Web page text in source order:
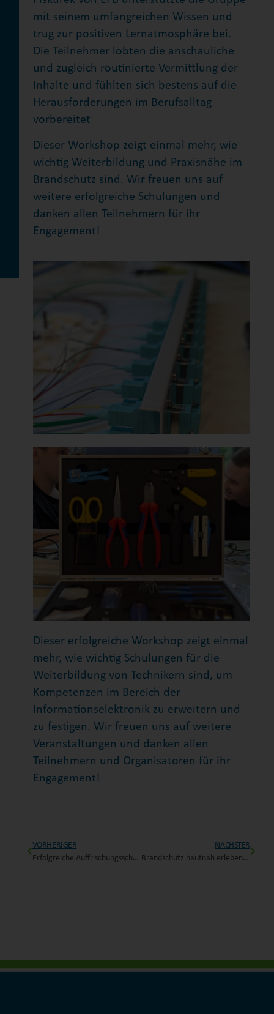
mit seinem umfangreichen Wissen und
trug zur positiven Lernatmosphäre bei.
Die Teilnehmer lobten die anschauliche
und zugleich routinierte Vermittlung der
Inhalte und fühlten sich bestens auf die
Herausforderungen im Berufsalltag
vorbereitet
Dieser Workshop zeigt einmal mehr, wie
wichtig Weiterbildung und Praxisnähe im
Brandschutz sind. Wir freuen uns auf
weitere erfolgreiche Schulungen und
danken allen Teilnehmern für ihr
Engagement!
Dieser erfolgreiche Workshop zeigt einmal
mehr, wie wichtig Schulungen für die
Weiterbildung von Technikern sind, um
Kompetenzen im Bereich der
Informationselektronik zu erweitern und
zu festigen. Wir freuen uns auf weitere
Veranstaltungen und danken allen
Teilnehmern und Organisatoren für ihr
Engagement!
VORHERIGER
Erfolgreiche Auffrischungsschulung für Brandmeldeanlagen von Hekatron Brandschutz
NÄCHSTER
Brandschutz hautnah erleben und ausprobieren!